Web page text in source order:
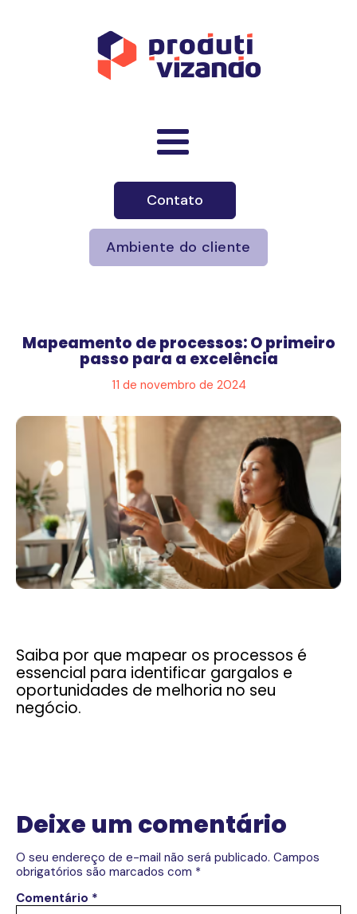
Contato
Ambiente do cliente
Mapeamento de processos: O primeiro
passo para a excelência
11 de novembro de 2024
Saiba por que mapear os processos é
essencial para identificar gargalos e
oportunidades de melhoria no seu
negócio.
Deixe um comentário
O seu endereço de e-mail não será publicado. Campos
obrigatórios são marcados com *
Comentário *